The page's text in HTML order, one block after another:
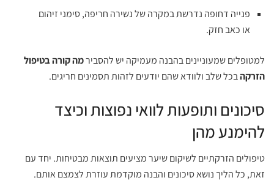
פנייה דחופה נדרשת במקרה של נשירה חריפה, סימני זיהום
או כאב חזק.
למטופלים שמעוניינים בהבנה מעמיקה יש להסבירמה קורה בטיפול
הזרקהבכל שלב ולוודא שהם יודעים לזהות תסמינים חריגים.
סיכונים ותופעות לוואי נפוצות וכיצד
להימנע מהן
טיפולים הזרקתיים לשיקום שיער מציעים תוצאות מבטיחות. יחד עם
זאת, כל הליך נושא סיכונים והבנה מוקדמת עוזרת לצמצם אותם.